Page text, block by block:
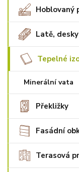
Hoblovaný
Latě,
Tepelné
Minerální vata
Překližky
Fasádní
Terasová